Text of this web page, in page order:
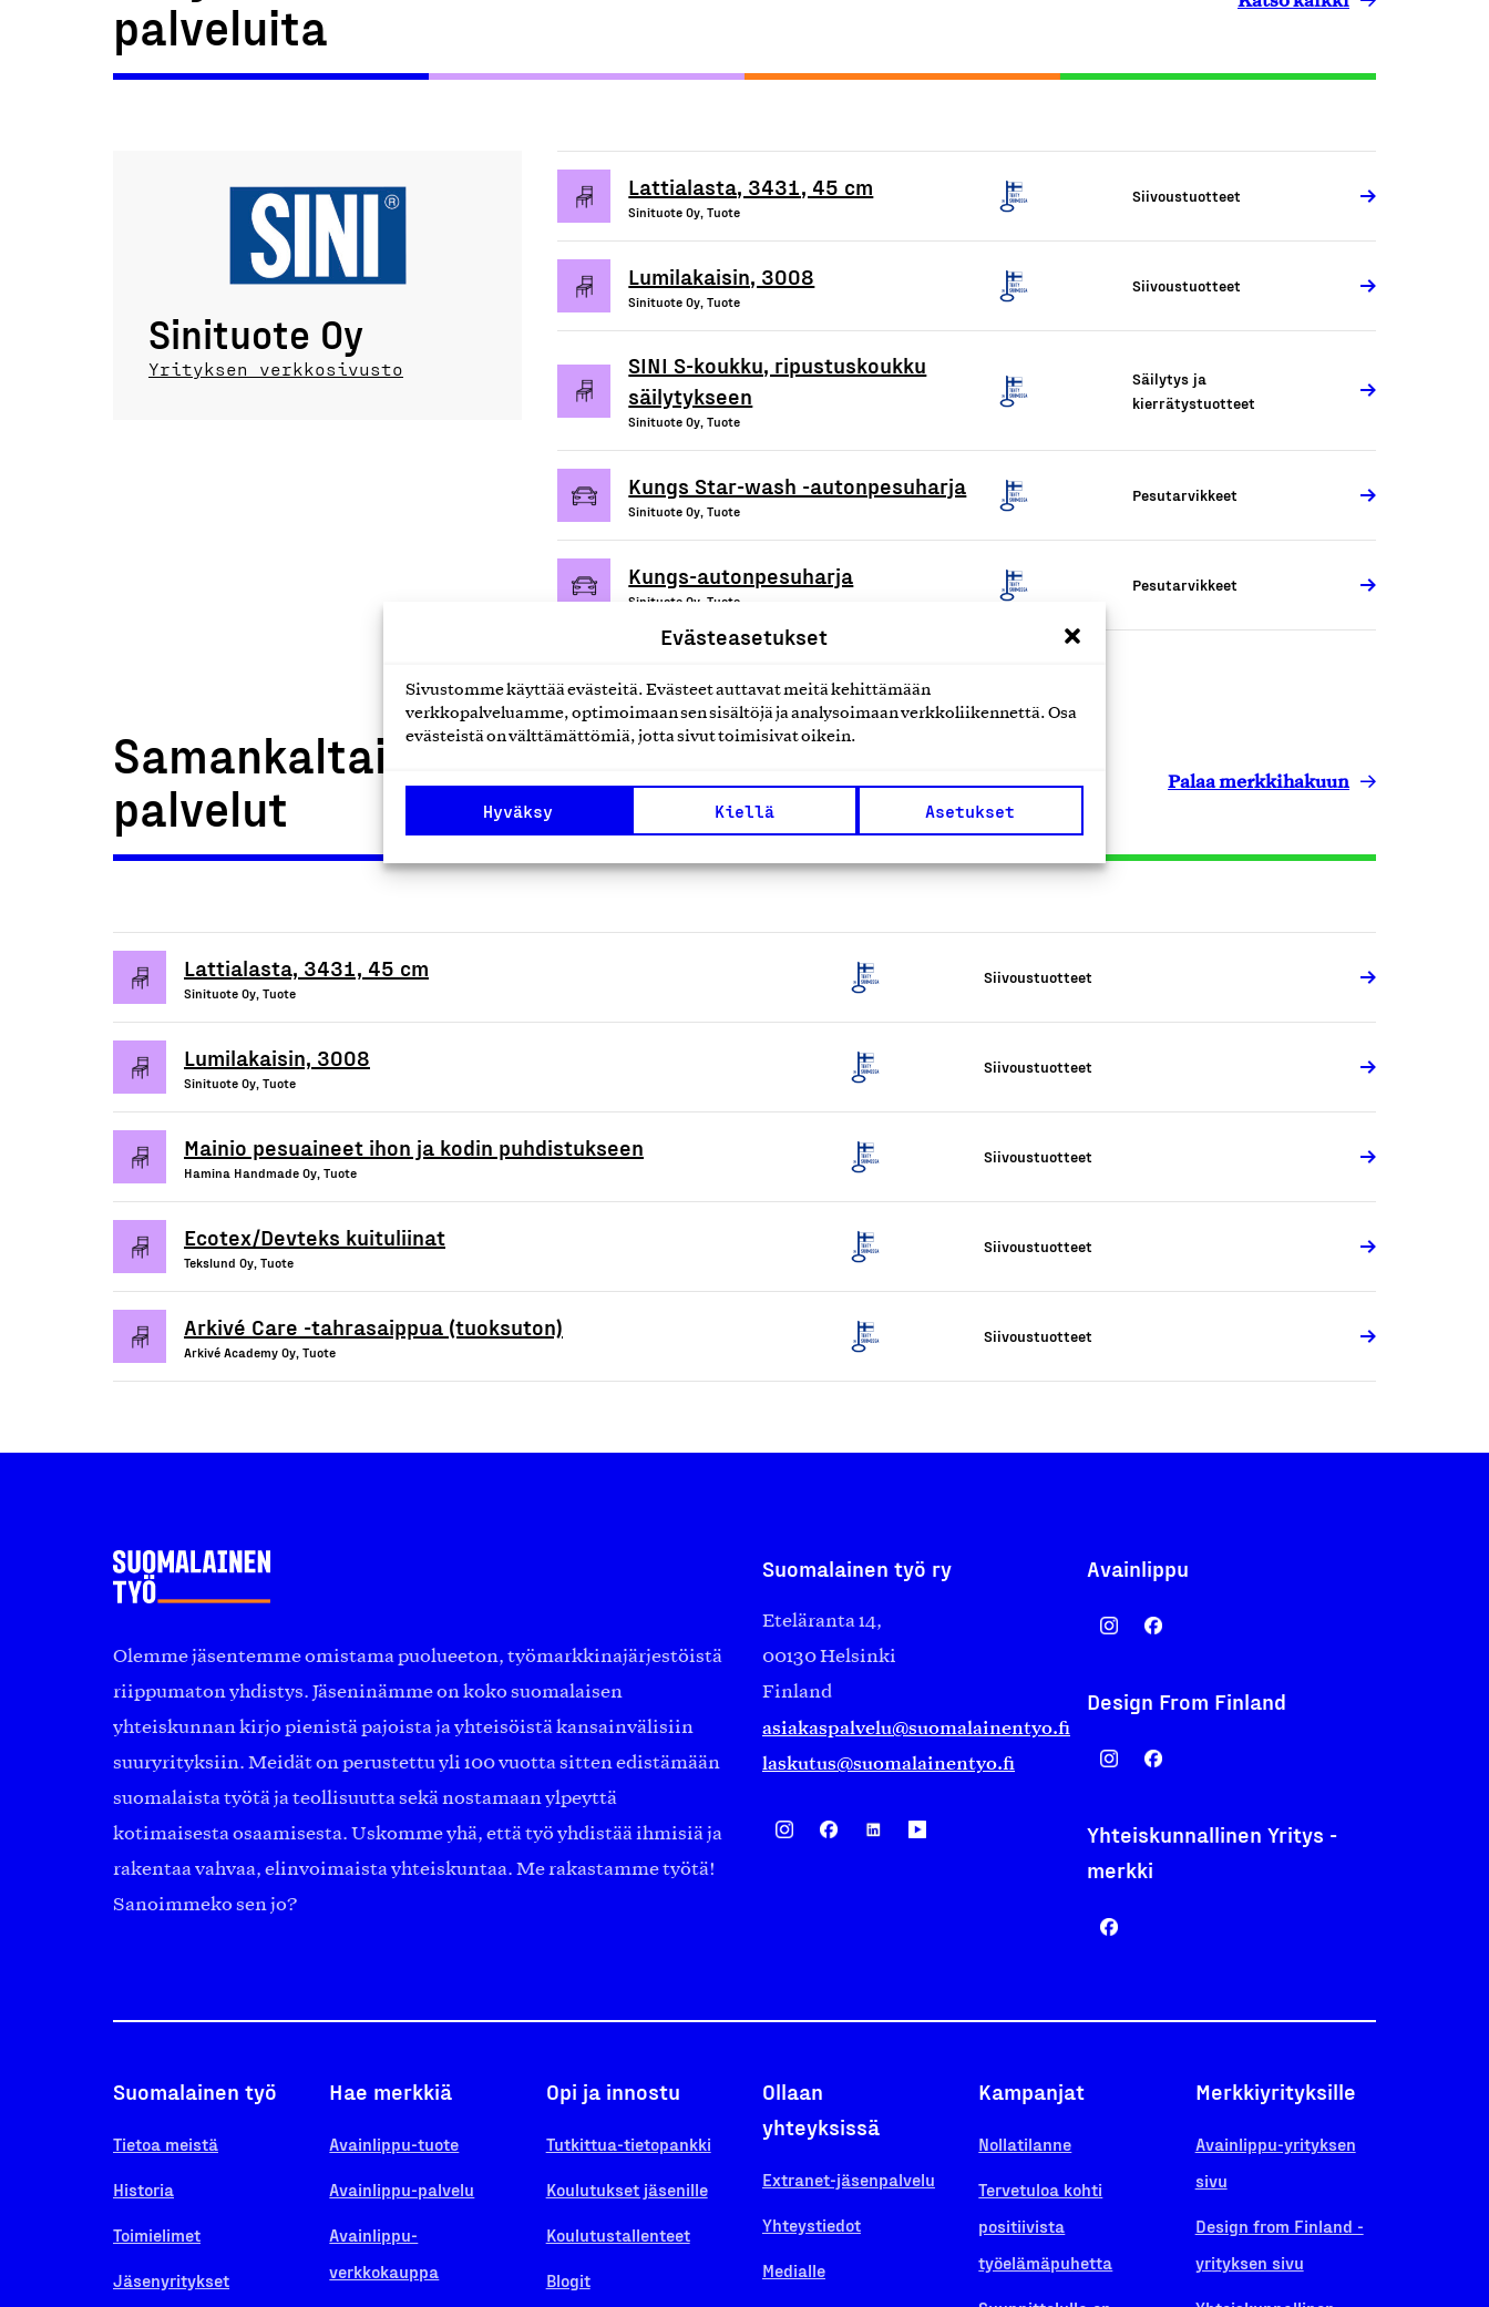
Evästeasetukset
Sivustomme käyttää evästeitä. Evästeet auttavat meitä kehittämään
verkkopalveluamme, optimoimaan sen sisältöjä ja analysoimaan verkkoliikennettä. Osa
evästeistä on välttämättömiä, jotta sivut toimisivat oikein.
Hyväksy Kiellä Asetukset
palveluita
Sinituote Oy
Yrityksen verkkosivusto
Lattialasta, 3431, 45 cm
Sinituote Oy, Tuote
Siivoustuotteet
Lumilakaisin, 3008
Sinituote Oy, Tuote
Siivoustuotteet
SINI S-koukku, ripustuskoukku
säilytykseen
Sinituote Oy, Tuote
Säilytys ja
kierrätystuotteet
Kungs Star-wash -autonpesuharja
Sinituote Oy, Tuote
Pesutarvikkeet
Kungs-autonpesuharja
Sinituote Oy, Tuote
Pesutarvikkeet
Samankaltaiset tuotteet tai
palvelut
Palaa merkkihakuun
Lattialasta, 3431, 45 cm
Sinituote Oy, Tuote
Siivoustuotteet
Lumilakaisin, 3008
Sinituote Oy, Tuote
Siivoustuotteet
Mainio pesuaineet ihon ja kodin puhdistukseen
Hamina Handmade Oy, Tuote
Siivoustuotteet
Ecotex/Devteks kuituliinat
Tekslund Oy, Tuote
Siivoustuotteet
Arkivé Care -tahrasaippua (tuoksuton)
Arkivé Academy Oy, Tuote
Siivoustuotteet
Olemme jäsentemme omistama puolueeton, työmarkkinajärjestöistä
riippumaton yhdistys. Jäseninämme on koko suomalaisen
yhteiskunnan kirjo pienistä pajoista ja yhteisöistä kansainvälisiin
suuryrityksiin. Meidät on perustettu yli 100 vuotta sitten edistämään
suomalaista työtä ja teollisuutta sekä nostamaan ylpeyttä
kotimaisesta osaamisesta. Uskomme yhä, että työ yhdistää ihmisiä ja
rakentaa vahvaa, elinvoimaista yhteiskuntaa. Me rakastamme työtä!
Sanoimmeko sen jo?
Suomalainen työ ry
Eteläranta 14,
00130 Helsinki
Finland
asiakaspalvelu@suomalainentyo.fi
laskutus@suomalainentyo.fi
Avainlippu
Design From Finland
Yhteiskunnallinen Yritys -
merkki
Suomalainen työ
Tietoa meistä
Historia
Toimielimet
Jäsenyritykset
Hae merkkiä
Avainlippu-tuote
Avainlippu-palvelu
Avainlippu-
verkkokauppa
Opi ja innostu
Tutkittua-tietopankki
Koulutukset jäsenille
Koulutustallenteet
Blogit
Ollaan
yhteyksissä
Extranet-jäsenpalvelu
Yhteystiedot
Medialle
Kampanjat
Nollatilanne
Tervetuloa kohti
positiivista
työelämäpuhetta
Merkkiyrityksille
Avainlippu-yrityksen
sivu
Design from Finland -
yrityksen sivu